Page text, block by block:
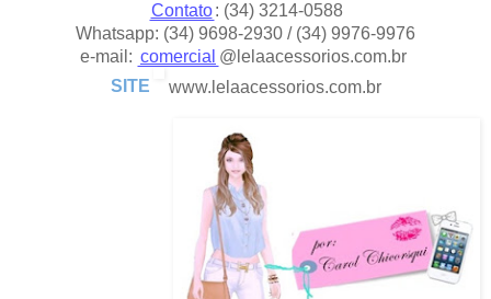
Contato : (34) 3214-0588
Whatsapp: (34) 9698-2930 / (34) 9976-9976
e-mail: comercial @lelaacessorios.com.br
SITE
www.lelaacessorios.com.br